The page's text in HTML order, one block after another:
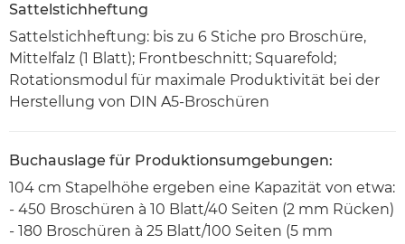
Sattelstichheftung
Sattelstichheftung: bis zu 6 Stiche pro Broschüre,
Mittelfalz (1 Blatt); Frontbeschnitt; Squarefold;
Rotationsmodul für maximale Produktivität bei der
Herstellung von DIN A5-Broschüren
Buchauslage für Produktionsumgebungen:
104 cm Stapelhöhe ergeben eine Kapazität von etwa:
- 450 Broschüren à 10 Blatt/40 Seiten (2 mm Rücken)
- 180 Broschüren à 25 Blatt/100 Seiten (5 mm